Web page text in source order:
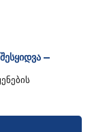
—